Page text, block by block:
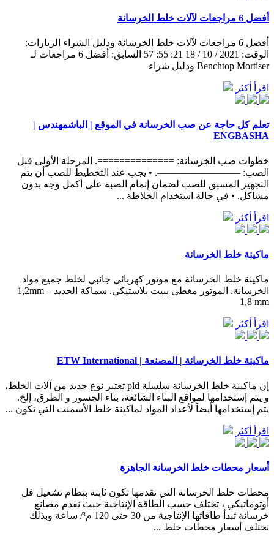
أفضل 6 مراجعات لآلات خلط الخرسانة
أفضل 6 مراجعات لآلات خلط الخرسانة ودليل الشراء الزيارات:
الوقت: 2021 / 10 / 18 21: 55: 57 السابق: أفضل 6 مراجعات لـ
Benchtop Mortiser ودليل شراء
اقرأ أكثر
تعلم كل حاجة عن صب الخرسانة في الموقع | الباشمهندس |
ENGBASHA
خطوات صب الخرسانة: ==============. المرحلة الأولى قبل
الصب: ————————–. • يجب عند التخطيط للصب أن يتم
التجهيز المسبق للصب لضمان إتمام الصبة على أكمل وجه بدون
مشاكل. • في حالة استخدام الخلاطة ...
اقرأ أكثر
ماكينة خلط الخرسانة
ماكينة خلط الخرسانة مع موتور كهربائي جانبي لخلط جميع مواد
الخرسانة. الموتور مغطى ببيت بلاستيكي. سماكة الحديد 1,2mm –
1,8 mm
اقرأ أكثر
ماكينة خلط الخرسانة | المصنعة | ETW International
إن ماكينة خلط الخرسانة سلسلة pld تعتبر نوع جديد من آلات الخلط،
و يتم إستخدامها لمواقع البناء الشائعة، بناء الجسور و الطرق، إلخ.
يتم إستخدامها أيضاً لأعداد المواد لماكينة خلط الأسمنت التي تكون ...
اقرأ أكثر
أسعار محطات خلط الخرسانة الجاهزة
محطات خلط الخرسانة التي نقدمها تكون ثابتة بنظام تشغيل فل
أوتوماتيكي ، تختلف حسب الطاقة الإنتاجية حيث نقدم مصانع
خرسانة تبدأ طاقاتها الإنتاجية من 30 حتى 120 م³/ ساعة وبذلك
تختلف أسعار محطات خلط ...